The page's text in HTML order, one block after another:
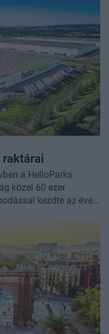
Portfolio
velünk tartani!
a HelloParks
közel 60 ezer
kezdte az évet
előadónk lesz a
tarts velünk!